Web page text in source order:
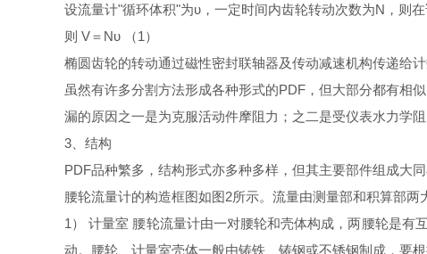
设流量计"循环体积"为υ，一定时间内齿轮转动次数为N ，则
则 V＝ Nυ （1 ）
椭圆齿轮的转动通过磁性密封联轴器及传动减速机构传递给
虽然有许多分割方法形成各种形式的PDF ，但大部分都有相
漏的原因之一是为克服活动件摩阻力；之二是受仪表水力学阻
3 、结构
PDF品种繁多，结构形式亦多种多样，但其主要部件组成大
腰轮流量计的构造框图如图2所示。流量由测量部和积算部两
1 ） 计量室 腰轮流量计由一对腰轮和壳体构成，两腰轮是有
动。腰轮、计量室壳体一般由铸铁、铸钢或不锈钢制成，要